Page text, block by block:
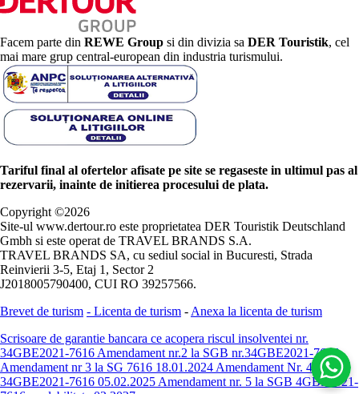
Facem parte din REWE Group si din divizia sa DER Touristik, cel
mai mare grup central-european din industria turismului.
Tariful final al ofertelor afisate pe site se regaseste in ultimul pas al
rezervarii, inainte de initierea procesului de plata.
Copyright ©2026
Site-ul www.dertour.ro este proprietatea DER Touristik Deutschland
Gmbh si este operat de TRAVEL BRANDS S.A.
TRAVEL BRANDS SA, cu sediul social in Bucuresti, Strada
Reinvierii 3-5, Etaj 1, Sector 2
J2018005790400, CUI RO 39257566.
Brevet de turism - Licenta de turism - Anexa la licenta de turism
Scrisoare de garantie bancara ce acopera riscul insolventei nr.
34GBE2021-7616 Amendament nr.2 la SGB nr.34GBE2021-7616
Amendament nr 3 la SG 7616 18.01.2024 Amendament Nr. 4 -
34GBE2021-7616 05.02.2025 Amendament nr. 5 la SGB 4GBE2021-